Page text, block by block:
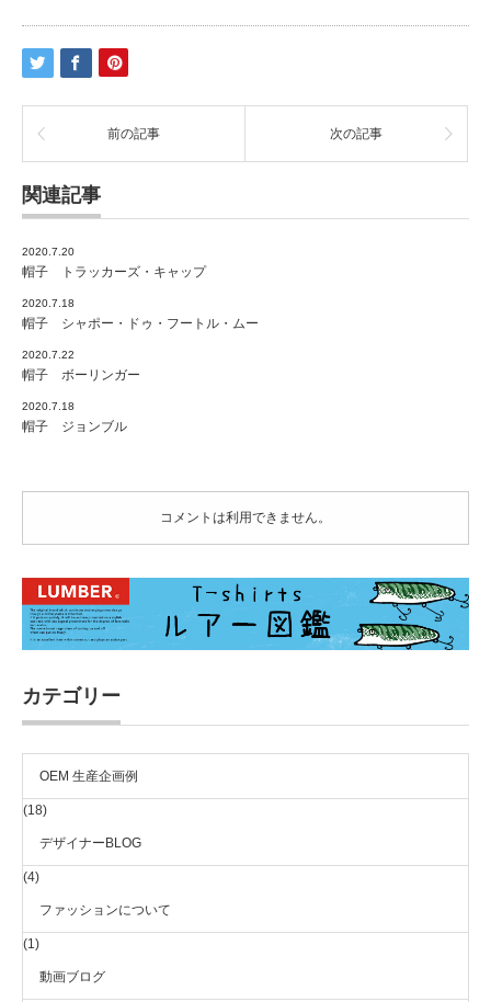
レ
ー
は
前の記事 次の記事
関連記事
2020.7.20
帽子 トラッカーズ・キャップ
2020.7.18
帽子 シャポー・ドゥ・フートル・ムー
2020.7.22
帽子 ボーリンガー
2020.7.18
帽子 ジョンブル
コメントは利用できません。
カテゴリー
OEM 生産企画例
(18)
デザイナーBLOG
(4)
ファッションについて
(1)
動画ブログ